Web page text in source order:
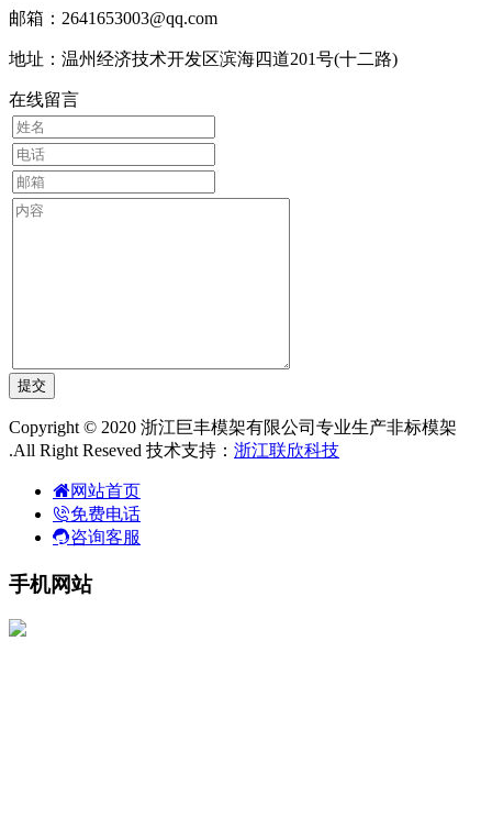
邮箱：2641653003@qq.com
地址：温州经济技术开发区滨海四道201号(十二路)
在线留言
Copyright © 2020 浙江巨丰模架有限公司专业生产非标模架
.All Right Reseved 技术支持： 浙江联欣科技
网站首页
免费电话
咨询客服
手机网站